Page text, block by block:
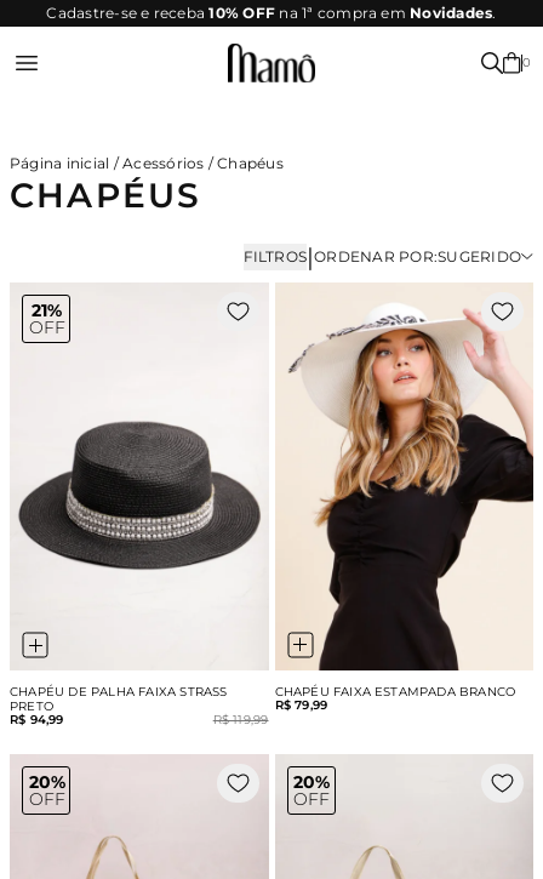
SITE
SEGURO Parcele em até 10x sem juros
0
Página inicial /Acessórios /Chapéus
CHAPÉUS
FILTROS|ORDENAR POR:SUGERIDO
21%
OFF
CHAPÉU DE PALHA FAIXA STRASS
PRETO
R$ 94,99
R$ 119,99
CHAPÉU FAIXA ESTAMPADA BRANCO
R$ 79,99
20%
OFF
20%
OFF